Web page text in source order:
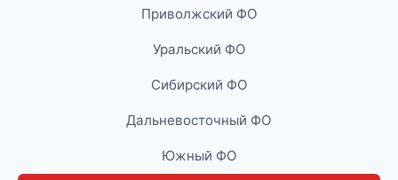
Приволжский ФО
Уральский ФО
Сибирский ФО
Дальневосточный ФО
Южный ФО